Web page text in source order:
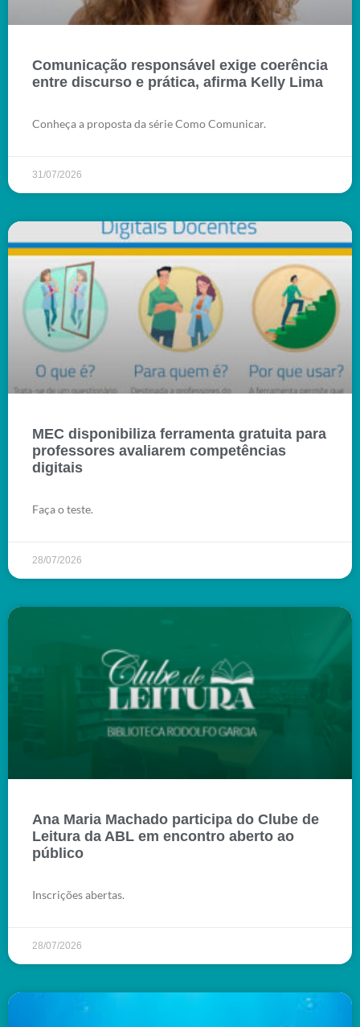
Comunicação responsável exige coerência
entre discurso e prática, afirma Kelly Lima
Conheça a proposta da série Como Comunicar.
31/07/2026
MEC disponibiliza ferramenta gratuita para
professores avaliarem competências
digitais
Faça o teste.
28/07/2026
Ana Maria Machado participa do Clube de
Leitura da ABL em encontro aberto ao
público
Inscrições abertas.
28/07/2026